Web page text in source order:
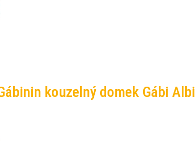
kouzelný domek Gábi Albi